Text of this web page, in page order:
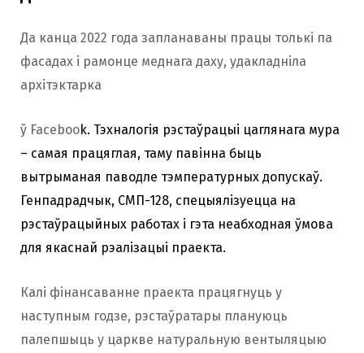
Да канца 2022 года запланаваны працы толькі па
фасадах і рамонце меднага даху, удакладніла
архітэктарка
ў Facebook. Тэхналогія рэстаўрацыі цаглянага мура
– самая працяглая, таму павінна быць
вытрыманая паводле тэмпературных допускаў.
Генпадрадчык, СМП-128, спецыялізуецца на
рэстаўрацыйных работах і гэта неабходная ўмова
для якаснай рэалізацыі праекта.
Калі фінансаванне праекта працягнуць у
наступным годзе, рэстаўратары плануюць
палепшыць у царкве натуральную вентыляцыю